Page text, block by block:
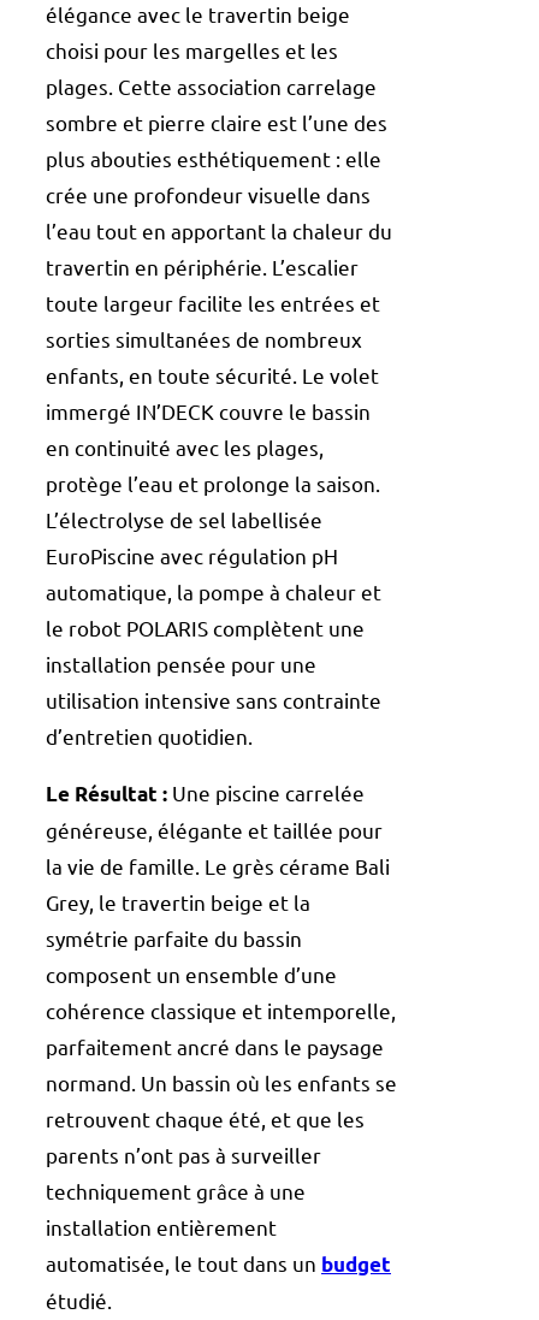
élégance avec le travertin beige
choisi pour les margelles et les
plages. Cette association carrelage
sombre et pierre claire est l’une des
plus abouties esthétiquement : elle
crée une profondeur visuelle dans
l’eau tout en apportant la chaleur du
travertin en périphérie. L’escalier
toute largeur facilite les entrées et
sorties simultanées de nombreux
enfants, en toute sécurité. Le volet
immergé IN’DECK couvre le bassin
en continuité avec les plages,
protège l’eau et prolonge la saison.
L’électrolyse de sel labellisée
EuroPiscine avec régulation pH
automatique, la pompe à chaleur et
le robot POLARIS complètent une
installation pensée pour une
utilisation intensive sans contrainte
d’entretien quotidien.
Le Résultat : Une piscine carrelée
généreuse, élégante et taillée pour
la vie de famille. Le grès cérame Bali
Grey, le travertin beige et la
symétrie parfaite du bassin
composent un ensemble d’une
cohérence classique et intemporelle,
parfaitement ancré dans le paysage
normand. Un bassin où les enfants se
retrouvent chaque été, et que les
parents n’ont pas à surveiller
techniquement grâce à une
installation entièrement
automatisée, le tout dans un budget
étudié.